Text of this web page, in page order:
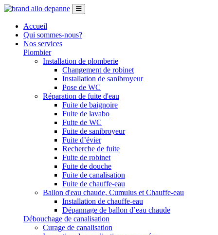
Accueil
Qui sommes-nous?
Nos services
Plombier
Installation de plomberie
Changement de robinet
Installation de sanibroyeur
Pose de WC
Réparation de fuite d'eau
Fuite de baignoire
Fuite de lavabo
Fuite de WC
Fuite de sanibroyeur
Fuite d’évier
Recherche de fuite
Fuite de robinet
Fuite de douche
Fuite de canalisation
Fuite de chauffe-eau
Ballon d'eau chaude, Cumulus et Chauffe-eau
Installation de chauffe-eau
Dépannage de ballon d’eau chaude
Débouchage de canalisation
Curage de canalisation